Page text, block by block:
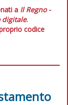
a Il Regno -
digitale.
codice